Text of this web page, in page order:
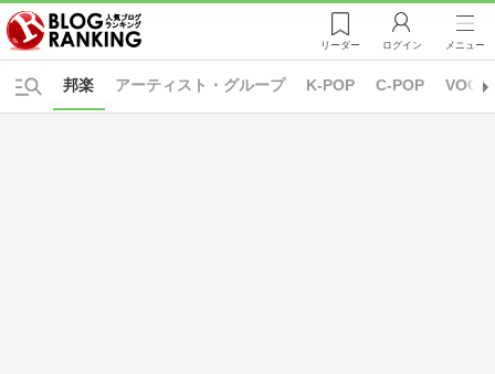
リーダー ログイン メニュー
アーティスト・グループ K-POP
邦楽 C-POP